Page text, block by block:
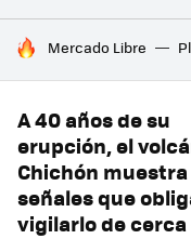
HOY SE HABLA DE
Mercado Libre
A 40 años de su
erupción, el
Chichón muestra
señales que
vigilarlo de cerca